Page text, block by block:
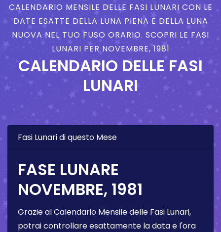
CALENDARIO MENSILE DELLE FASI LUNARI CON LE
DATE ESATTE DELLA LUNA PIENA E DELLA LUNA
NUOVA NEL TUO FUSO ORARIO. SCOPRI LE FASI
LUNARI PER NOVEMBRE, 1981
CALENDARIO DELLE FASI
LUNARI
Fasi Lunari di questo Mese
FASE LUNARE
NOVEMBRE, 1981
Grazie al Calendario Mensile delle Fasi Lunari,
potrai controllare esattamente la data e l'ora